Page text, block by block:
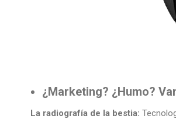
¿Marketing? ¿Humo?
La radiografía de la bestia: